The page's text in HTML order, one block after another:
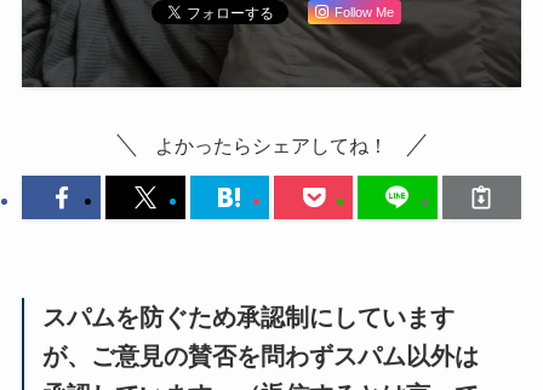
Follow Me
よかったらシェアしてね！
スパムを防ぐため承認制にしています
が、ご意見の賛否を問わずスパム以外は